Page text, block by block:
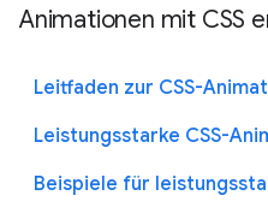
Animationen mit CSS
Leitfaden zur CSS-
Leistungsstarke CSS-
Beispiele für